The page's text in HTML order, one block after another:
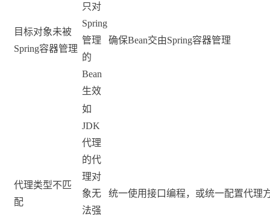
目标对象未被
Spring容器管理
只对
Spring
管理
的
Bean
生效
确保Bean交由Spring容器管理
代理类型不匹
配
如
JDK
代理
的代
理对
象无
法强
统一使用接口编程，或统一配置代理